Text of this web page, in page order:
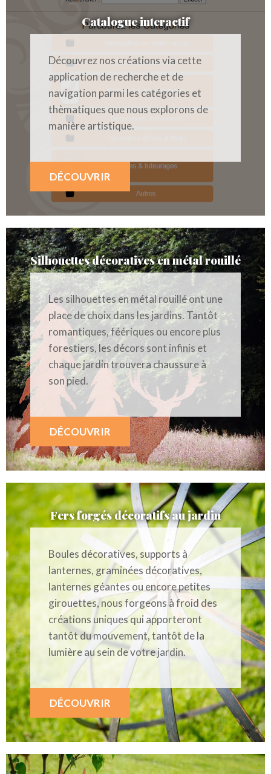
Catalogue interactif
Découvrez nos créations via cette
application de recherche et de
navigation parmi les catégories et
thèmatiques que nous explorons de
manière artistique.
DÉCOUVRIR
Silhouettes décoratives en métal rouillé
Les silhouettes en métal rouillé ont une
place de choix dans les jardins. Tantôt
romantiques, féériques ou encore plus
forestiers, les décors sont infinis et
chaque jardin trouvera chaussure à
son pied.
DÉCOUVRIR
Fers forgés décoratifs au jardin
Boules décoratives, supports à
lanternes, graminées décoratives,
lanternes géantes ou encore petites
girouettes, nous forgeons à froid des
créations uniques qui apporteront
tantôt du mouvement, tantôt de la
lumière au sein de votre jardin.
DÉCOUVRIR